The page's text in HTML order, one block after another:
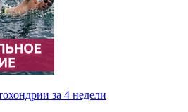
за 4 недели